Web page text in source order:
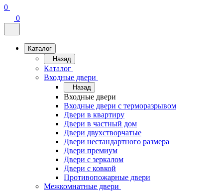
0
0
Каталог
Назад
Каталог
Входные двери
Назад
Входные двери
Входные двери с терморазрывом
Двери в квартиру
Двери в частный дом
Двери двухстворчатые
Двери нестандартного размера
Двери премиум
Двери с зеркалом
Двери с ковкой
Противопожарные двери
Межкомнатные двери